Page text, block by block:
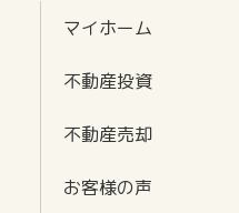
マイホーム
不動産投資
不動産売却
お客様の声